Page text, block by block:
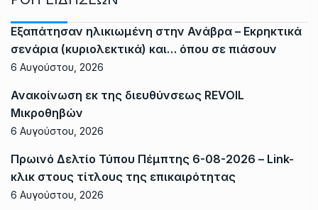
Εξαπάτησαν ηλικιωμένη στην Ανάβρα – Εκρηκτικά
σενάρια (κυριολεκτικά) και… όπου σε πιάσουν
6 Αυγούστου, 2026
Ανακοίνωση εκ της διευθύνσεως REVOIL
Μικροθηβών
6 Αυγούστου, 2026
Πρωινό Δελτίο Τύπου Πέμπτης 6-08-2026 – Link-
κλικ στους τίτλους της επικαιρότητας
6 Αυγούστου, 2026